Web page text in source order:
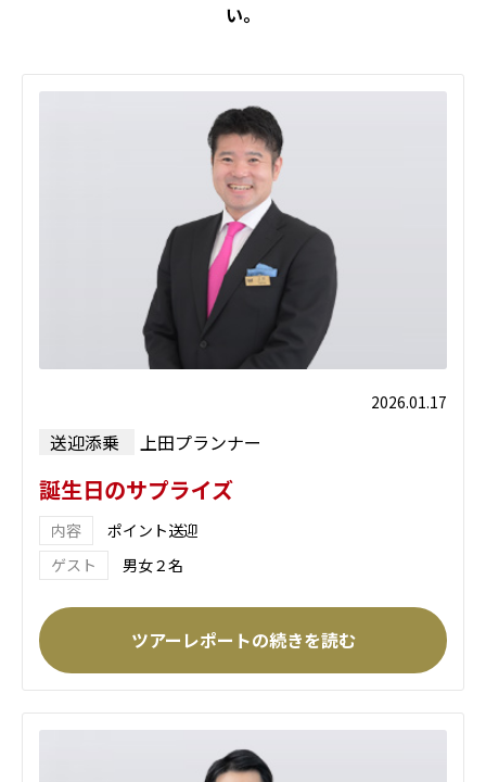
い。
2026.01.17
送迎添乗 上田プランナー
誕生日のサプライズ
ポイント送迎
男女２名
ツアーレポートの続きを読む